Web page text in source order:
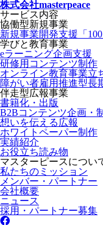
株式会社masterpeace
サービス内容
協働型新規事業
新規事業開発支援「
学びと教育事業
eラーニング企画支援
研修用コンテンツ制作
オンライン教育事業立
障がい者雇用推進型長
伴走型広報事業
書籍化・出版
B2Bコンテンツ企画・
想いを伝える広報
ホワイトペーパー制作
実績紹介
お役立ち読み物
マスターピースについ
私たちのミッション
メンバー・パートナー
会社概要
ニュース
採用・パートナー募集